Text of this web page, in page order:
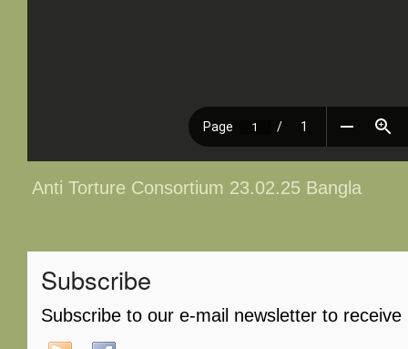
Anti Torture Consortium 23.02.25 Bangla
Subscribe
Subscribe to our e-mail newsletter to receive